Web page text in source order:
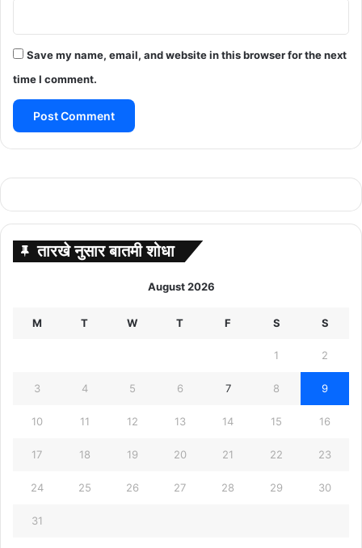
Save my name, email, and website in this browser for the next
time I comment.
तारखे नुसार बातमी शोधा
August 2026
M T W T F S S
1 2
3 4 5 6 7 8 9
10 11 12 13 14 15 16
17 18 19 20 21 22 23
24 25 26 27 28 29 30
31